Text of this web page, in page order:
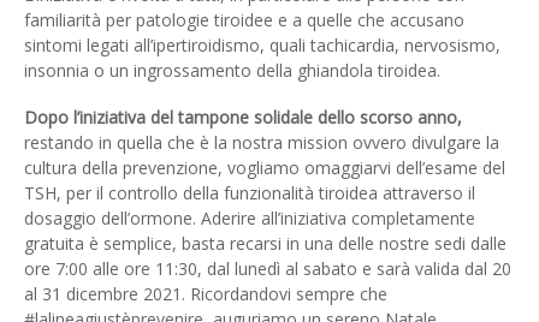
familiarità per patologie tiroidee e a quelle che accusano
sintomi legati all’ipertiroidismo, quali tachicardia, nervosismo,
insonnia o un ingrossamento della ghiandola tiroidea.
Dopo l’iniziativa del tampone solidale dello scorso anno,
restando in quella che è la nostra mission ovvero divulgare la
cultura della prevenzione, vogliamo omaggiarvi dell’esame del
TSH, per il controllo della funzionalità tiroidea attraverso il
dosaggio dell’ormone. Aderire all’iniziativa completamente
gratuita è semplice, basta recarsi in una delle nostre sedi dalle
ore 7:00 alle ore 11:30, dal lunedì al sabato e sarà valida dal 20
al 31 dicembre 2021. Ricordandovi sempre che